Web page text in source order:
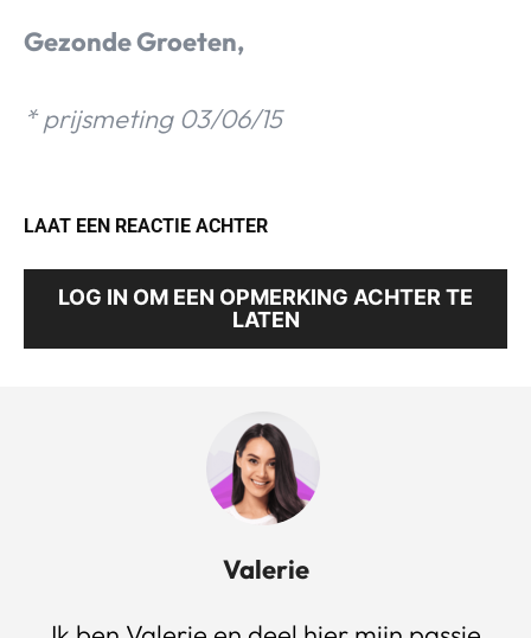
Gezonde Groeten,
* prijsmeting 03/06/15
LAAT EEN REACTIE ACHTER
LOG IN OM EEN OPMERKING ACHTER TE
LATEN
Valerie